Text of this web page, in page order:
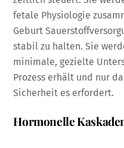
fetale Physiologie
Geburt
stabil zu halten. Sie
minimale, gezielte
Prozess erhält und nur
Sicherheit es erfordert.
Hormonelle